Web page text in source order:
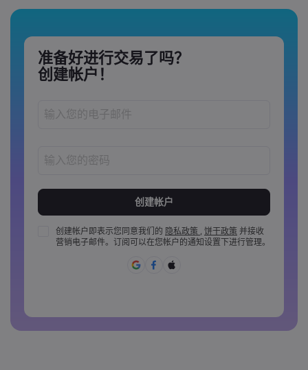
准备好进行交易了吗？
创建帐户！
密码必须至少包含 1 个大写字母
密码必须至少包含 1 个小写字母
密码必须包含 ~!@#£%^&amp;*()_-+=:;&lt;&gt;{,[]?,.
创建帐户即表示您同意我们的 隐私政策 , 饼干政策 并接收
营销电子邮件。订阅可以在您帐户的通知设置下进行管理。